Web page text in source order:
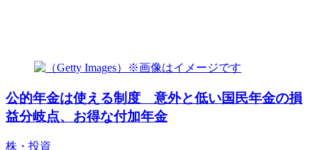
公的年金は使える制度 意外と低い国民年金の損
益分岐点、お得な付加年金
株・投資